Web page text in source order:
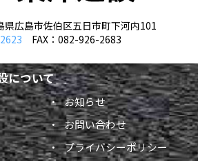
県広島市佐伯区五日市町下河内101
FAX：082-926-2683
について
お知らせ
お問い合わせ
プライバシーポリシー